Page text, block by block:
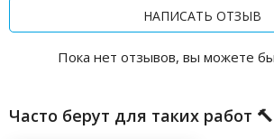
НАПИСАТЬ ОТЗЫВ
Пока нет отзывов, вы можете
Часто берут для таких работ 🔨